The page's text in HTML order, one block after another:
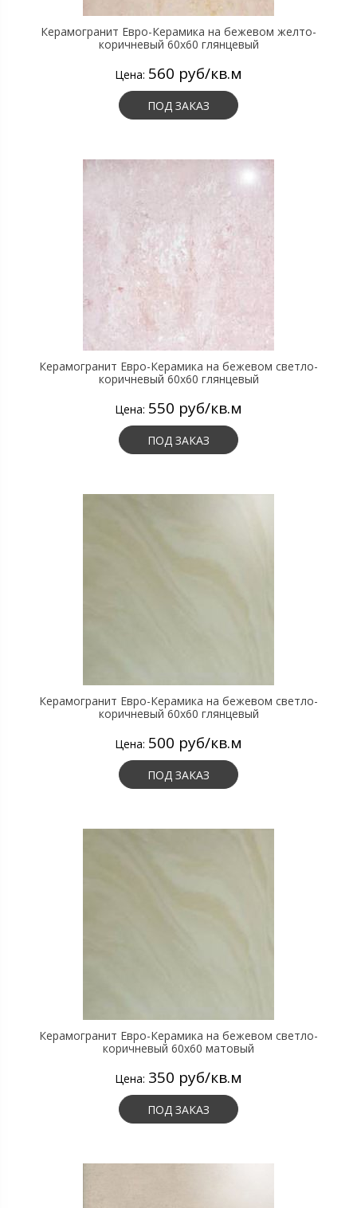
Керамогранит Евро-Керамика на бежевом желто-
коричневый 60х60 глянцевый
Цена: 560 руб/кв.м
ПОД ЗАКАЗ
Керамогранит Евро-Керамика на бежевом светло-
коричневый 60х60 глянцевый
Цена: 550 руб/кв.м
ПОД ЗАКАЗ
Керамогранит Евро-Керамика на бежевом светло-
коричневый 60х60 глянцевый
Цена: 500 руб/кв.м
ПОД ЗАКАЗ
Керамогранит Евро-Керамика на бежевом светло-
коричневый 60х60 матовый
Цена: 350 руб/кв.м
ПОД ЗАКАЗ